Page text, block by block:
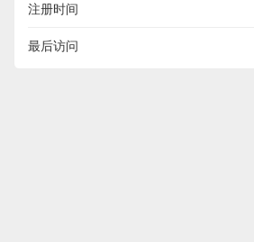
注册时间
最后访问